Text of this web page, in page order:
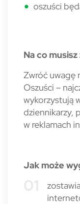
oszuści
Na co
Zwróć uwagę
Oszuści –
wykorzystują
dziennikarzy,
w reklamach
Jak może